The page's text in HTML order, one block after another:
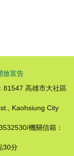
放宣告
81547 高雄市大社區
Kaohsiung City
機關信箱：
30分